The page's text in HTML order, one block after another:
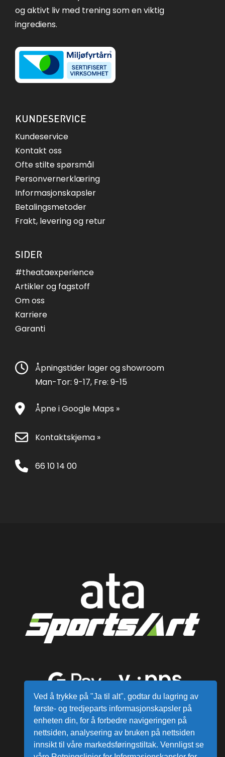
og aktivt liv med trening som en viktig
ingrediens.
KUNDESERVICE
Kundeservice
Kontakt oss
Ofte stilte spørsmål
Personvernerklæring
Informasjonskapsler
Betalingsmetoder
Frakt, levering og retur
SIDER
#theataexperience
Artikler og fagstoff
Om oss
Karriere
Garanti
Åpningstider lager og showroom
Man-Tor: 9-17, Fre: 9-15
Åpne i Google Maps »
Kontaktskjema »
66 10 14 00
Ved å trykke på "Ja til alt", godtar du lagring av
første- og tredjeparts informasjonskapsler på
enheten din, for å forbedre navigeringen på
nettsiden, analysering av bruken på nettsiden
innsikt til våre markedsføringstiltak. Vennligst se